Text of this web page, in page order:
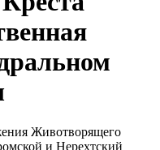
Животворящего
и Нерехтский